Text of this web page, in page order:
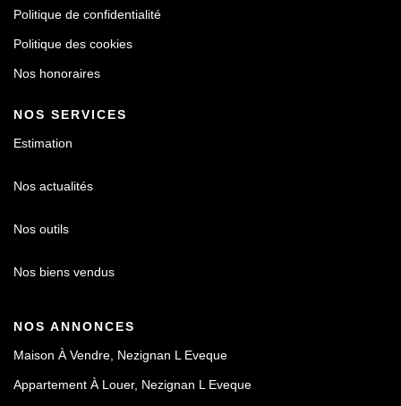
Politique de confidentialité
Politique des cookies
Nos honoraires
NOS SERVICES
Estimation
Nos actualités
Nos outils
Nos biens vendus
NOS ANNONCES
Maison À Vendre, Nezignan L Eveque
Appartement À Louer, Nezignan L Eveque